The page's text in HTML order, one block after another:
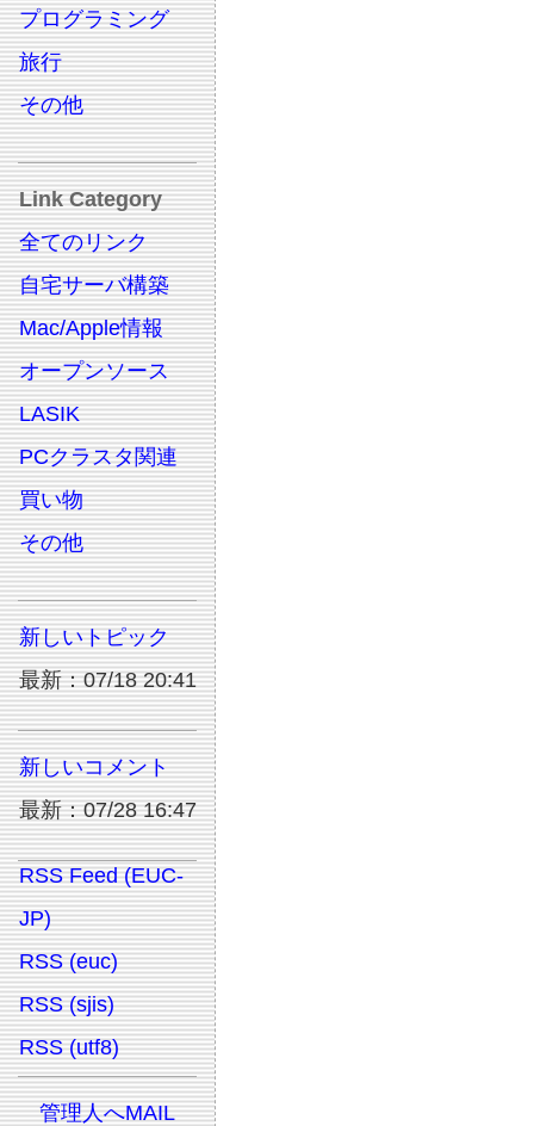
プログラミング
旅行
その他
Link Category
全てのリンク
自宅サーバ構築
Mac/Apple情報
オープンソース
LASIK
PCクラスタ関連
買い物
その他
新しいトピック
最新：07/18 20:41
新しいコメント
最新：07/28 16:47
RSS Feed (EUC-
JP)
RSS (euc)
RSS (sjis)
RSS (utf8)
管理人へMAIL